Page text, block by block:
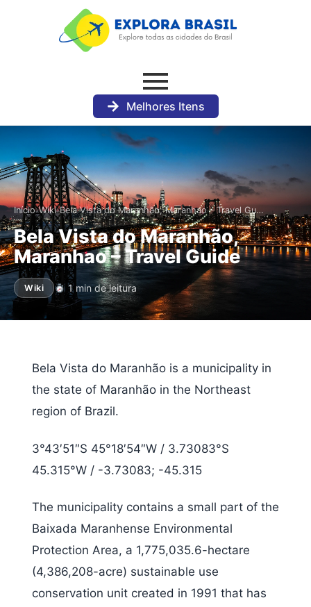
Melhores Itens
Início›Wiki›Bela Vista do Maranhão, Maranhao – Travel Gu…
Bela Vista do Maranhão,
Maranhao – Travel Guide
Wiki 1 min de leitura
Bela Vista do Maranhão is a municipality in
the state of Maranhão in the Northeast
region of Brazil.
3°43′51″S 45°18′54″W / 3.73083°S
45.315°W / -3.73083; -45.315
The municipality contains a small part of the
Baixada Maranhense Environmental
Protection Area, a 1,775,035.6-hectare
(4,386,208-acre) sustainable use
conservation unit created in 1991 that has